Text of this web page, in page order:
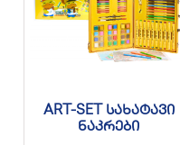
ART-SET სახატავი
ნაკრები